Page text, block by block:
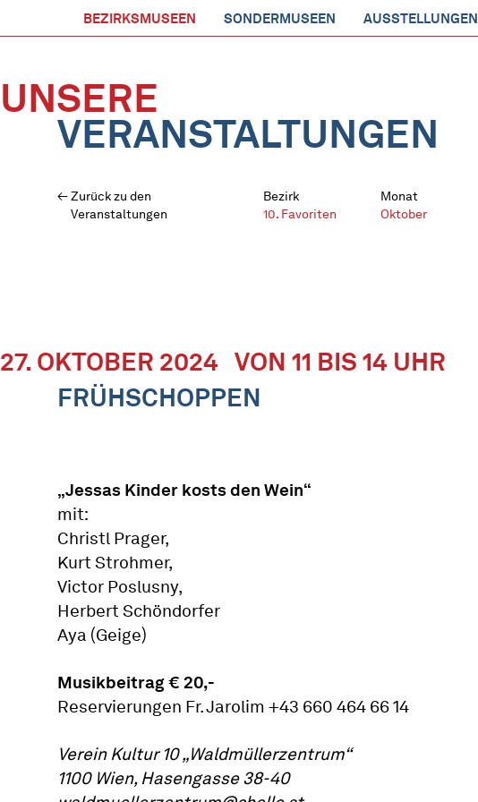
BEZIRKSMUSEEN SONDERMUSEEN AUSSTELLUNGEN
UNSERE
VERANSTALTUNGEN
Zurück zu den
Veranstaltungen
Bezirk
10. Favoriten
Monat
Oktober
27. OKTOBER 2024 VON 11 BIS 14 UHR
FRÜHSCHOPPEN
„Jessas Kinder kosts den Wein“
mit:
Christl Prager,
Kurt Strohmer,
Victor Poslusny,
Herbert Schöndorfer
Aya (Geige)
Musikbeitrag € 20,-
Reservierungen Fr. Jarolim +43 660 464 66 14
Verein Kultur 10 „Waldmüllerzentrum“
1100 Wien, Hasengasse 38-40